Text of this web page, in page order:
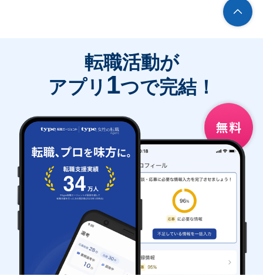
転職活動が
アプリ 1つで完結！